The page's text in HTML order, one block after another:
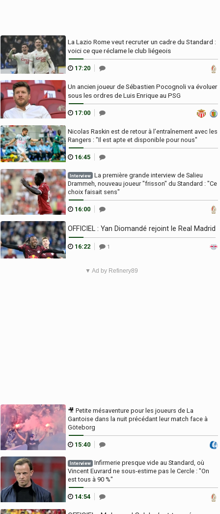
La Lazio Rome veut recruter un cadre du Standard :
voici ce que réclame le club liégeois
17:20
Un ancien joueur de Sébastien Pocognoli va évoluer
sous les ordres de Luis Enrique au PSG
17:00
Nicolas Raskin est de retour à l’entraînement avec les
Rangers : "Il est apte et disponible pour nous"
16:45
Interview
La première grande interview de Salieu
Drammeh, nouveau joueur "frisson" du Standard : "Ce
choix faisait sens"
16:00
OFFICIEL : Yan Diomandé rejoint le Real Madrid
16:22 1
▼ Ad by Refinery89
🎥 Petite mésaventure pour les joueurs de La
Gantoise dans la nuit précédant leur match face à
Göteborg
15:40
Interview
Infirmerie presque vide au Standard, où
Vincent Euvrard ne sous-estime pas le Cercle : "On
est tous à 90 %"
14:54